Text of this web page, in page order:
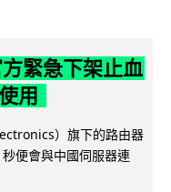
緊急下架止血
用
）旗下的路由器
便會與中國伺服器連